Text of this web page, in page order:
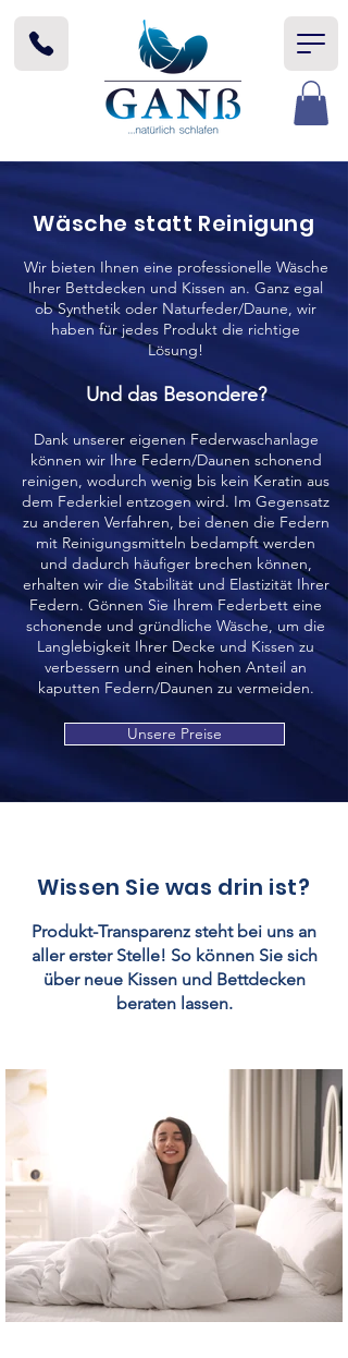
Wäsche statt Reinigung
Wir bieten Ihnen eine professionelle Wäsche
Ihrer Bettdecken und Kissen an. Ganz egal
ob Synthetik oder Naturfeder/Daune, wir
haben für jedes Produkt die richtige
Lösung!
Und das Besondere?
Dank unserer eigenen Federwaschanlage
können wir Ihre Federn/Daunen schonend
reinigen, wodurch wenig bis kein Keratin aus
dem Federkiel entzogen wird. Im Gegensatz
zu anderen Verfahren, bei denen die Federn
mit Reinigungsmitteln bedampft werden
und dadurch häufiger brechen können,
erhalten wir die Stabilität und Elastizität Ihrer
Federn. Gönnen Sie Ihrem Federbett eine
schonende und gründliche Wäsche, um die
Langlebigkeit Ihrer Decke und Kissen zu
verbessern und einen hohen Anteil an
kaputten Federn/Daunen zu vermeiden.
Unsere Preise
Wissen Sie was drin ist?
Produkt-Transparenz steht bei uns an
aller erster Stelle! So können Sie sich
über neue Kissen und Bettdecken
beraten lassen.